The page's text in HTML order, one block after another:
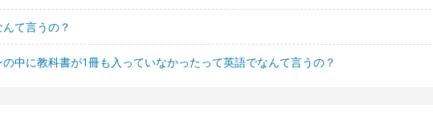
て言うの？
中に教科書が1冊も入っていなかったって英語でなんて言うの？